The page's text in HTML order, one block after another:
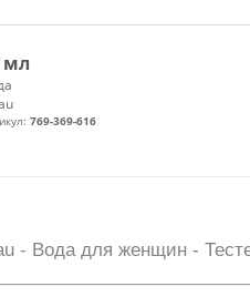
мл
769-369-616
- Вода для женщин -